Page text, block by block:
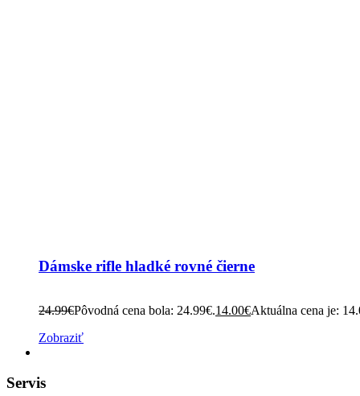
Dámske rifle hladké rovné čierne
24.99€Pôvodná cena bola: 24.99€.14.00€Aktuálna cena je:
Zobraziť
Servis